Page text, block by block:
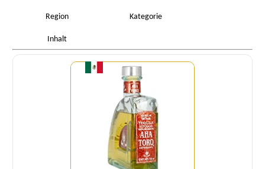
Region Kategorie
Inhalt
Menge